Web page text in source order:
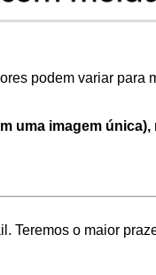
podem variar para
uma imagem única),
Teremos o maior